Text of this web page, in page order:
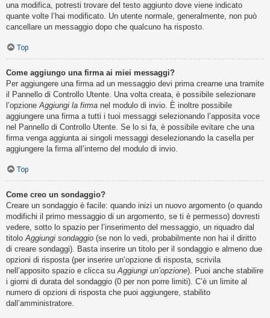
una modifica, potresti trovare del testo aggiunto dove viene indicato
quante volte l’hai modificato. Un utente normale, generalmente, non può
cancellare un messaggio dopo che qualcuno ha risposto.
Top
Come aggiungo una firma ai miei messaggi?
Per aggiungere una firma ad un messaggio devi prima crearne una tramite
il Pannello di Controllo Utente. Una volta creata, è possibile selezionare
l’opzioneAggiungi la firma nel modulo di invio. È inoltre possibile
aggiungere una firma a tutti i tuoi messaggi selezionando l’apposita voce
nel Pannello di Controllo Utente. Se lo si fa, è possibile evitare che una
firma venga aggiunta ai singoli messaggi deselezionando la casella per
aggiungere la firma all’interno del modulo di invio.
Top
Come creo un sondaggio?
Creare un sondaggio è facile: quando inizi un nuovo argomento (o quando
modifichi il primo messaggio di un argomento, se ti è permesso) dovresti
vedere, sotto lo spazio per l’inserimento del messaggio, un riquadro dal
titolo Aggiungi sondaggio (se non lo vedi, probabilmente non hai il diritto
di creare sondaggi). Basta inserire un titolo per il sondaggio e almeno due
opzioni di risposta (per inserire un’opzione di risposta, scrivila
nell’apposito spazio e clicca su Aggiungi un’opzione). Puoi anche stabilire
i giorni di durata del sondaggio (0 per non porre limiti). C’è un limite al
numero di opzioni di risposta che puoi aggiungere, stabilito
dall’amministratore.